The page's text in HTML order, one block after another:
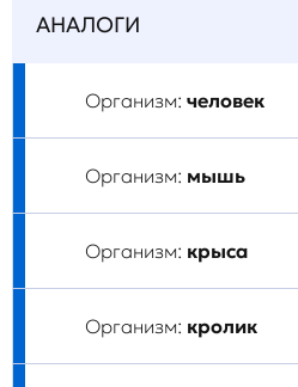
АНАЛОГИ
Организм: человек
Организм: мышь
Организм: крыса
Организм: кролик